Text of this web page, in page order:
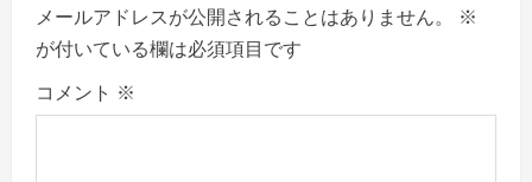
i
g
a
メールアドレスが公開されることはありません。
※
が付いている欄は必須項目です
コメント ※